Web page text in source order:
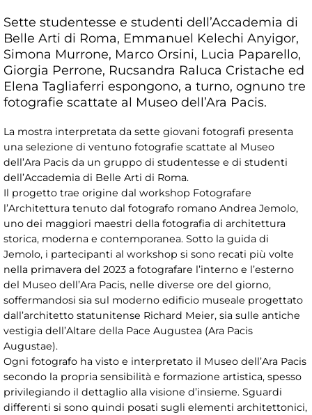
Sette studentesse e studenti dell’Accademia di
Belle Arti di Roma, Emmanuel Kelechi Anyigor,
Simona Murrone, Marco Orsini, Lucia Paparello,
Giorgia Perrone, Rucsandra Raluca Cristache ed
Elena Tagliaferri espongono, a turno, ognuno tre
fotografie scattate al Museo dell’Ara Pacis.
La mostra interpretata da sette giovani fotografi presenta
una selezione di ventuno fotografie scattate al Museo
dell’Ara Pacis da un gruppo di studentesse e di studenti
dell’Accademia di Belle Arti di Roma.
Il progetto trae origine dal workshop Fotografare
l’Architettura tenuto dal fotografo romano Andrea Jemolo,
uno dei maggiori maestri della fotografia di architettura
storica, moderna e contemporanea. Sotto la guida di
Jemolo, i partecipanti al workshop si sono recati più volte
nella primavera del 2023 a fotografare l’interno e l’esterno
del Museo dell’Ara Pacis, nelle diverse ore del giorno,
soffermandosi sia sul moderno edificio museale progettato
dall’architetto statunitense Richard Meier, sia sulle antiche
vestigia dell’Altare della Pace Augustea (Ara Pacis
Augustae).
Ogni fotografo ha visto e interpretato il Museo dell’Ara Pacis
secondo la propria sensibilità e formazione artistica, spesso
privilegiando il dettaglio alla visione d’insieme. Sguardi
differenti si sono quindi posati sugli elementi architettonici,